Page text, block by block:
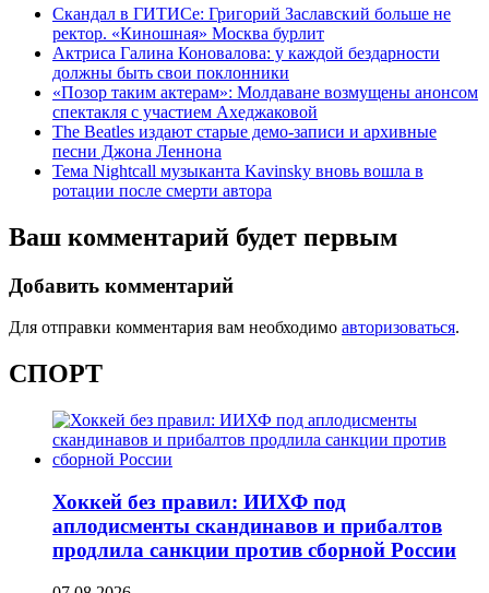
Скандал в ГИТИСе: Григорий Заславский больше не
ректор. «Киношная» Москва бурлит
Актриса Галина Коновалова: у каждой бездарности
должны быть свои поклонники
«Позор таким актерам»: Молдаване возмущены анонсом
спектакля с участием Ахеджаковой
The Beatles издают старые демо-записи и архивные
песни Джона Леннона
Тема Nightcall музыканта Kavinsky вновь вошла в
ротации после смерти автора
Ваш комментарий будет первым
Добавить комментарий
Для отправки комментария вам необходимо авторизоваться.
СПОРТ
Хоккей без правил: ИИХФ под
аплодисменты скандинавов и прибалтов
продлила санкции против сборной России